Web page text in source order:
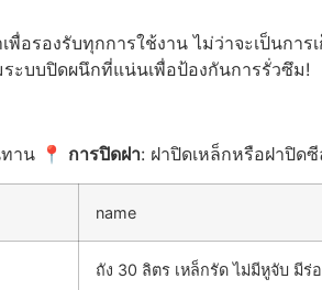
อรองรับทุกการใช้งาน ไม่ว่าจะเป็นกา
ะบบปิดผนึกที่แน่นเพื่อป้องกันการรั่วซึม!
าน 📍 การปิดฝา: ฝาปิดเหล็กหรือฝาปิด
name
ถัง 30 ลิตร เหล็กรัด ไม่มีหูจับ มีร่